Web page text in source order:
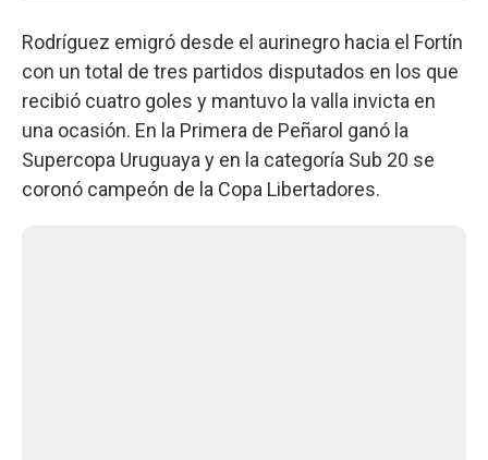
Rodríguez emigró desde el aurinegro hacia el Fortín
con un total de tres partidos disputados en los que
recibió cuatro goles y mantuvo la valla invicta en
una ocasión. En la Primera de Peñarol ganó la
Supercopa Uruguaya y en la categoría Sub 20 se
coronó campeón de la Copa Libertadores.